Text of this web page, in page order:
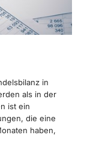
in
als in der
ist ein
die eine
haben,